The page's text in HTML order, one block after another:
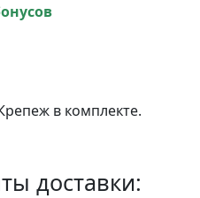
в комплекте.
доставки: